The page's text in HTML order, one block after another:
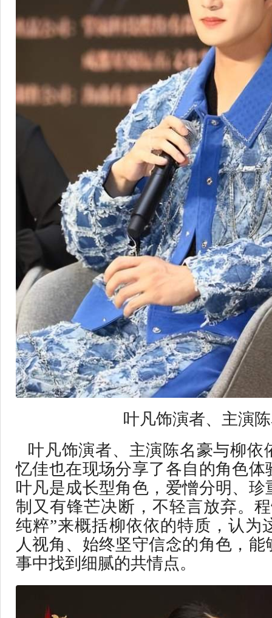
叶凡饰演者、主演
叶凡饰演者、主演陈名豪与柳依
忆佳也在现场分享了各自的角色体
叶凡是成长型角色，爱憎分明、珍
制又有锋芒决断，不轻言放弃。
纯粹”来概括柳依依的特质，认为
人视角、始终坚守信念的角色，
事中找到细腻的共情点。